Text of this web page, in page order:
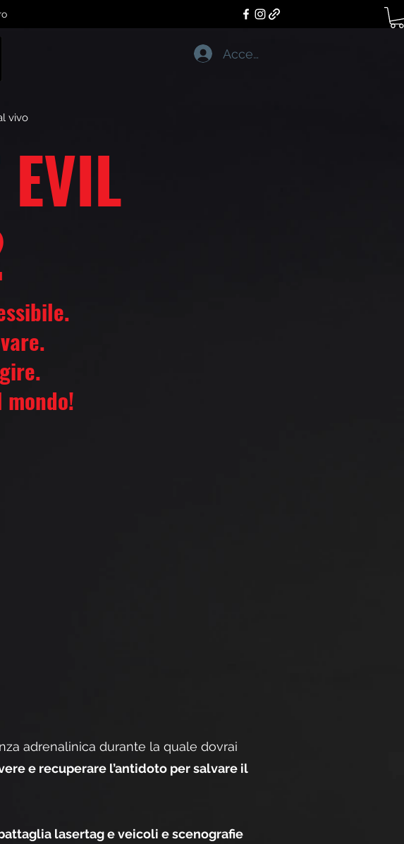
vivo
Accedi
adrenalinica durante la quale dovrai
e recuperare l’antidoto per salvare il
lasertag e veicoli e scenografie